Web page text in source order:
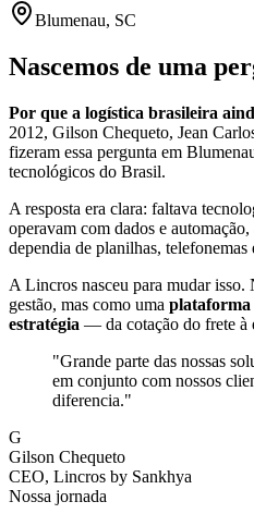
Blumenau, SC
Nascemos de uma
Por que a logística brasileira
2012, Gilson Chequeto, Jean
fizeram essa pergunta em
tecnológicos do Brasil.
A resposta era clara: faltava
operavam com dados e
dependia de planilhas, telefonemas
A Lincros nasceu para mudar
gestão, mas como uma plataforma
estratégia — da cotação do frete à
"Grande parte das nossas
em conjunto com nossos
diferencia."
G
Gilson Chequeto
CEO, Lincros by Sankhya
Nossa jornada